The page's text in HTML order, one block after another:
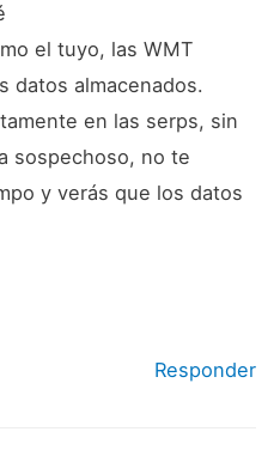
el tuyo, las WMT
datos almacenados.
en las serps, sin
sospechoso, no te
y verás que los datos
Responder